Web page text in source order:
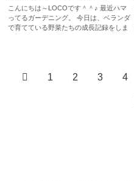
こんにちは～LOCOです＾＾♪ 最近ハマ
ってるガーデニング。 今日は、ベランダ
で育てている野菜たちの成長記録をしま
1 2 3 4